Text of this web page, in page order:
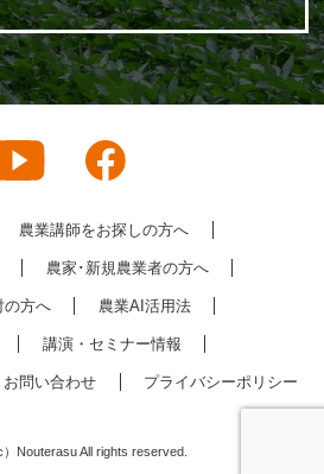
農業講師をお探しの方へ
農家･新規農業者の方へ
の方へ 農業AI活用法
講演・セミナー情報
お問い合わせ プライバシーポリシー
Nouterasu All rights reserved.